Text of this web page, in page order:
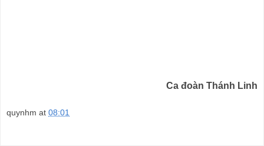
Ca đoàn Thánh Linh
quynhm at 08:01